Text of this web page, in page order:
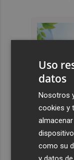
Uso
datos
Nosotros
cookies y
como su